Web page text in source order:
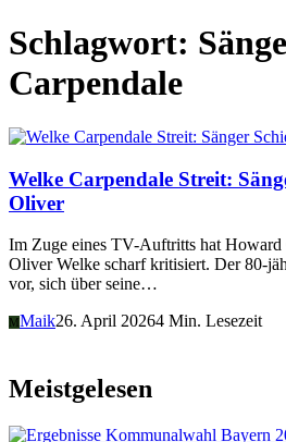
Schlagwort:
Carpendale
Welke Carpendale Streit:
Oliver
Im Zuge eines TV-Auftritts hat Howard
Oliver Welke scharf kritisiert. Der 80-
vor, sich über seine…
M Maik26. April 20264 Min. Lesezeit
Meistgelesen